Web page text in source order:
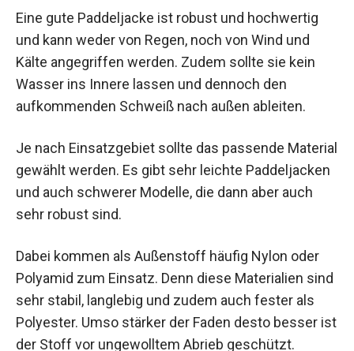
Eine gute Paddeljacke ist robust und hochwertig
und kann weder von Regen, noch von Wind und
Kälte angegriffen werden. Zudem sollte sie kein
Wasser ins Innere lassen und dennoch den
aufkommenden Schweiß nach außen ableiten.
Je nach Einsatzgebiet sollte das passende Material
gewählt werden. Es gibt sehr leichte Paddeljacken
und auch schwerer Modelle, die dann aber auch
sehr robust sind.
Dabei kommen als Außenstoff häufig Nylon oder
Polyami­d zum Einsatz. Denn diese Materialien sind
sehr stabil, langlebig und zudem auch fester als
Polyester. Umso stärker der Faden desto besser ist
der Stoff vor ungewolltem Abrieb geschützt.